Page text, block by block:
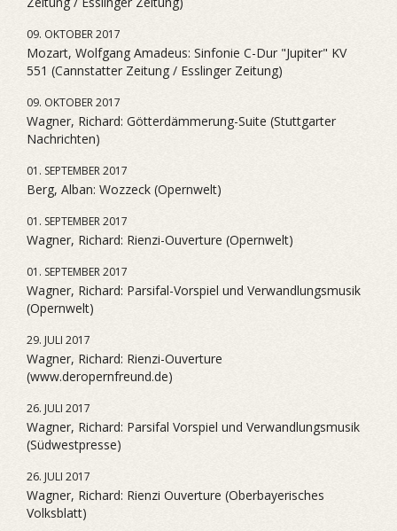
09. OKTOBER 2017
Mozart, Wolfgang Amadeus: Sinfonie C-Dur "Jupiter" KV
551 (Cannstatter Zeitung / Esslinger Zeitung)
09. OKTOBER 2017
Wagner, Richard: Götterdämmerung-Suite (Stuttgarter
Nachrichten)
01. SEPTEMBER 2017
Berg, Alban: Wozzeck (Opernwelt)
01. SEPTEMBER 2017
Wagner, Richard: Rienzi-Ouverture (Opernwelt)
01. SEPTEMBER 2017
Wagner, Richard: Parsifal-Vorspiel und Verwandlungsmusik
(Opernwelt)
29. JULI 2017
Wagner, Richard: Rienzi-Ouverture
(www.deropernfreund.de)
26. JULI 2017
Wagner, Richard: Parsifal Vorspiel und Verwandlungsmusik
(Südwestpresse)
26. JULI 2017
Wagner, Richard: Rienzi Ouverture (Oberbayerisches
Volksblatt)